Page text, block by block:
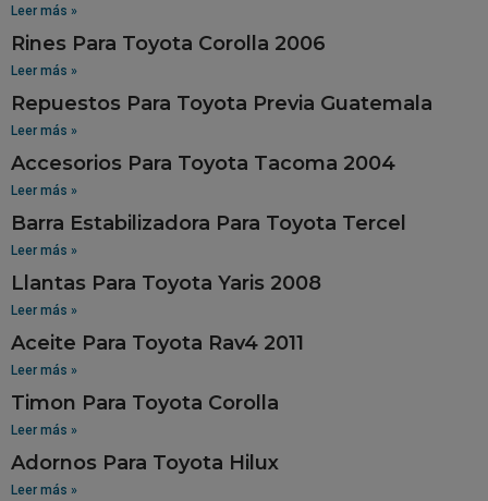
Leer más »
Rines Para Toyota Corolla 2006
Leer más »
Repuestos Para Toyota Previa Guatemala
Leer más »
Accesorios Para Toyota Tacoma 2004
Leer más »
Barra Estabilizadora Para Toyota Tercel
Leer más »
Llantas Para Toyota Yaris 2008
Leer más »
Aceite Para Toyota Rav4 2011
Leer más »
Timon Para Toyota Corolla
Leer más »
Adornos Para Toyota Hilux
Leer más »